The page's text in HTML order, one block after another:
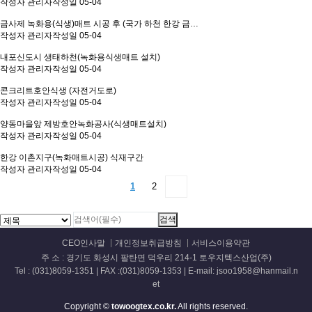
작성자 관리자작성일 05-04
금사제 녹화용(식생)매트 시공 후 (국가 하천 한강 금…
작성자 관리자작성일 05-04
내포신도시 생태하천(녹화용식생매트 설치)
작성자 관리자작성일 05-04
콘크리트호안식생 (자전거도로)
작성자 관리자작성일 05-04
양동마을앞 제방호안녹화공사(식생매트설치)
작성자 관리자작성일 05-04
한강 이촌지구(녹화매트시공) 식재구간
작성자 관리자작성일 05-04
1 2
CEO인사말 개인정보취급방침
서비스이용약관
주 소 : 경기도 화성시 팔탄면 덕우리 214-1 토우지텍스산업(주)
Tel : (031)8059-1351 | FAX :(031)8059-1353 | E-mail: jsoo1958@hanmail.n
et
Copyright © towoogtex.co.kr.All rights reserved.